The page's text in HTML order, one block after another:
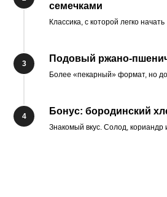
семечками
Классика, с которой легко начать
Подовый ржано-
Более «пекарный» формат, но
Бонус: бородинский
Знакомый вкус. Солод, кориандр